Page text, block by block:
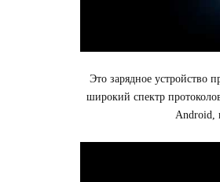
Это зарядное устройство
широкий спектр
Android,